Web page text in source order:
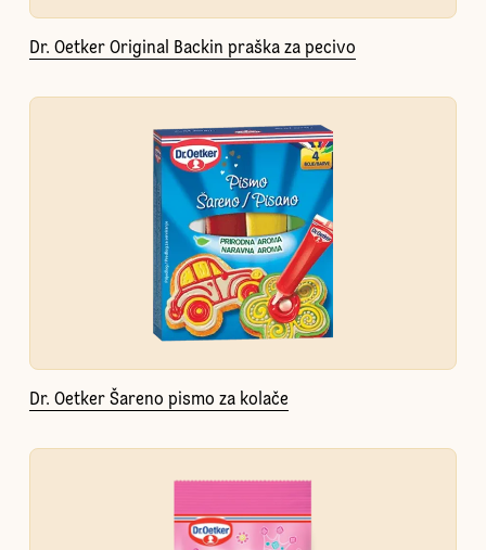
Dr. Oetker Original Backin praška za pecivo
Dr. Oetker Šareno pismo za kolače